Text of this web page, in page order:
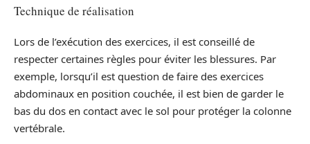
Technique de réalisation
Lors de l’exécution des exercices, il est conseillé de
respecter certaines règles pour éviter les blessures. Par
exemple, lorsqu’il est question de faire des exercices
abdominaux en position couchée, il est bien de garder le
bas du dos en contact avec le sol pour protéger la colonne
vertébrale.